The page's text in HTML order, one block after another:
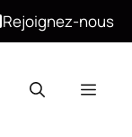
Rejoignez-nous